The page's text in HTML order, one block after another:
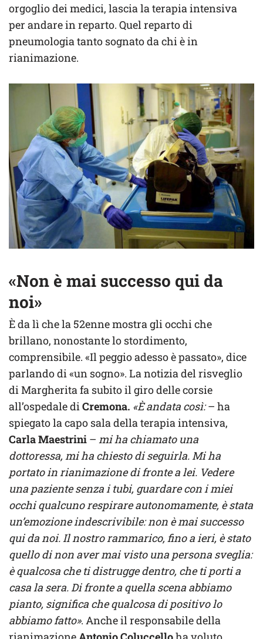
orgoglio dei medici, lascia la terapia intensiva
per andare in reparto. Quel reparto di
pneumologia tanto sognato da chi è in
rianimazione.
«Non è mai successo qui da
noi»
È da lì che la 52enne mostra gli occhi che
brillano, nonostante lo stordimento,
comprensibile. «Il peggio adesso è passato», dice
parlando di «un sogno». La notizia del risveglio
di Margherita fa subito il giro delle corsie
all’ospedale diCremona. «È andata così:– ha
spiegato la capo sala della terapia intensiva,
Carla Maestrini – mi ha chiamato una
dottoressa, mi ha chiesto di seguirla. Mi ha
portato in rianimazione di fronte a lei. Vedere
una paziente senza i tubi, guardare con i miei
occhi qualcuno respirare autonomamente, è stata
un’emozione indescrivibile: non è mai successo
qui da noi. Il nostro rammarico, fino a ieri, è stato
quello di non aver mai visto una persona sveglia:
è qualcosa che ti distrugge dentro, che ti porti a
casa la sera. Di fronte a quella scena abbiamo
pianto, significa che qualcosa di positivo lo
abbiamo fatto». Anche il responsabile della